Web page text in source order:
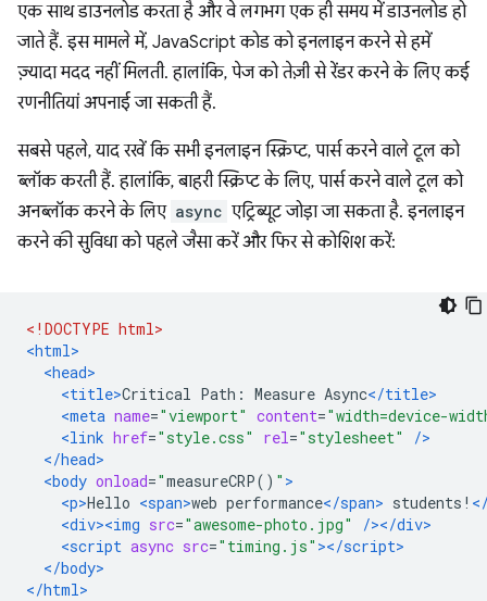
एक साथ डाउनलोड करता है और वे लगभग एक ही समय में डाउनलोड हो
जाते हैं. इस मामले में, JavaScript कोड को इनलाइन करने से हमें
ज़्यादा मदद नहीं मिलती. हालांकि, पेज को तेज़ी से रेंडर करने के लिए कई
रणनीतियां अपनाई जा सकती हैं.
सबसे पहले, याद रखें कि सभी इनलाइन स्क्रिप्ट, पार्स करने वाले टूल को
ब्लॉक करती हैं. हालांकि, बाहरी स्क्रिप्ट के लिए, पार्स करने वाले टूल को
अनब्लॉक करने के लिए async एट्रिब्यूट जोड़ा जा सकता है. इनलाइन
करने की सुविधा को पहले जैसा करें और फिर से कोशिश करें:
<!DOCTYPE html>
<html>
<head>
<title>Critical Path: Measure Async</title>
<meta name="viewport" content="width=device-
<link href="style.css" rel="stylesheet"
/>
</head>
<body onload="measureCRP() " >
<p>Hello <span>web performance</span> students!
<div><img src="awesome-photo.jpg"
/></div>
<script async src="timing.js" ></script>
</body>
</html>